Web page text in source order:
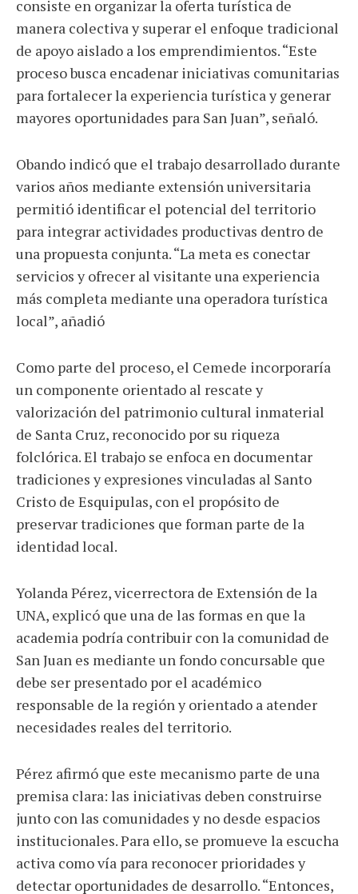
consiste en organizar la oferta turística de
manera colectiva y superar el enfoque tradicional
de apoyo aislado a los emprendimientos. “Este
proceso busca encadenar iniciativas comunitarias
para fortalecer la experiencia turística y generar
mayores oportunidades para San Juan”, señaló.
Obando indicó que el trabajo desarrollado durante
varios años mediante extensión universitaria
permitió identificar el potencial del territorio
para integrar actividades productivas dentro de
una propuesta conjunta. “La meta es conectar
servicios y ofrecer al visitante una experiencia
más completa mediante una operadora turística
local”, añadió
Como parte del proceso, el Cemede incorporaría
un componente orientado al rescate y
valorización del patrimonio cultural inmaterial
de Santa Cruz, reconocido por su riqueza
folclórica. El trabajo se enfoca en documentar
tradiciones y expresiones vinculadas al Santo
Cristo de Esquipulas, con el propósito de
preservar tradiciones que forman parte de la
identidad local.
Yolanda Pérez, vicerrectora de Extensión de la
UNA, explicó que una de las formas en que la
academia podría contribuir con la comunidad de
San Juan es mediante un fondo concursable que
debe ser presentado por el académico
responsable de la región y orientado a atender
necesidades reales del territorio.
Pérez afirmó que este mecanismo parte de una
premisa clara: las iniciativas deben construirse
junto con las comunidades y no desde espacios
institucionales. Para ello, se promueve la escucha
activa como vía para reconocer prioridades y
detectar oportunidades de desarrollo. “Entonces,